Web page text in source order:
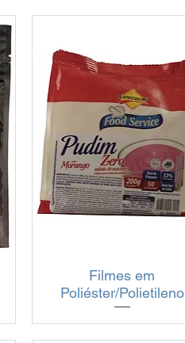
Visualização rápida
Filmes em
Poliéster/Polietileno